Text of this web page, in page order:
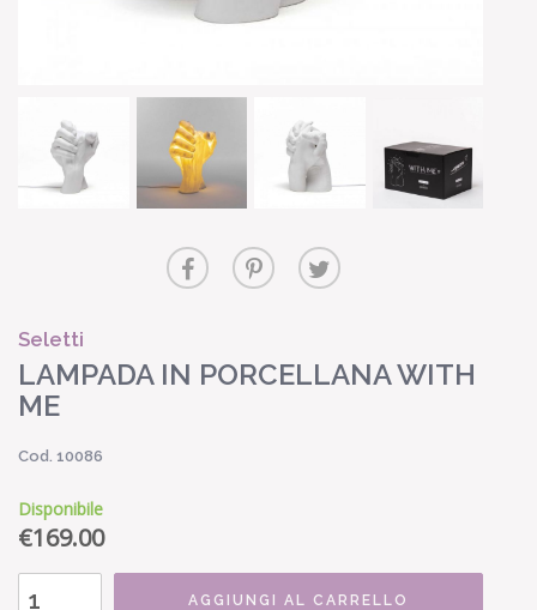
Seletti
LAMPADA IN PORCELLANA WITH
ME
Cod. 10086
Disponibile
€169.00
AGGIUNGI AL CARRELLO